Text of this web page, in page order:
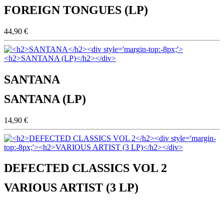
FOREIGN TONGUES (LP)
44,90 €
SANTANA
SANTANA (LP)
14,90 €
DEFECTED CLASSICS VOL 2
VARIOUS ARTIST (3 LP)